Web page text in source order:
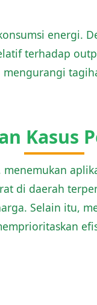
energi.
terhadap
Kasus
di daerah
Selain itu,